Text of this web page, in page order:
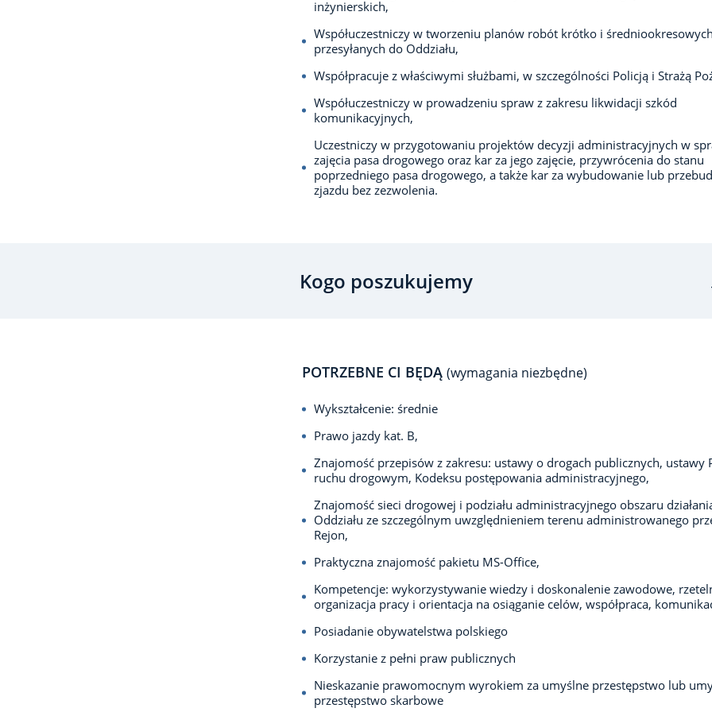
inżynierskich,
Współuczestniczy w tworzeniu planów robót krótko i średniookresowych
przesyłanych do Oddziału,
Współpracuje z właściwymi służbami, w szczególności Policją i Strażą
Współuczestniczy w prowadzeniu spraw z zakresu likwidacji szkód
komunikacyjnych,
Uczestniczy w przygotowaniu projektów decyzji administracyjnych w
zajęcia pasa drogowego oraz kar za jego zajęcie, przywrócenia do stanu
poprzedniego pasa drogowego, a także kar za wybudowanie lub
zjazdu bez zezwolenia.
Kogo poszukujemy
POTRZEBNE CI BĘDĄ (wymagania niezbędne)
Wykształcenie: średnie
Prawo jazdy kat. B,
Znajomość przepisów z zakresu: ustawy o drogach publicznych, ustawy
ruchu drogowym, Kodeksu postępowania administracyjnego,
Znajomość sieci drogowej i podziału administracyjnego obszaru
Oddziału ze szczególnym uwzględnieniem terenu administrowanego
Rejon,
Praktyczna znajomość pakietu MS-Office,
Kompetencje: wykorzystywanie wiedzy i doskonalenie zawodowe,
organizacja pracy i orientacja na osiąganie celów, współpraca,
Posiadanie obywatelstwa polskiego
Korzystanie z pełni praw publicznych
Nieskazanie prawomocnym wyrokiem za umyślne przestępstwo lub
przestępstwo skarbowe